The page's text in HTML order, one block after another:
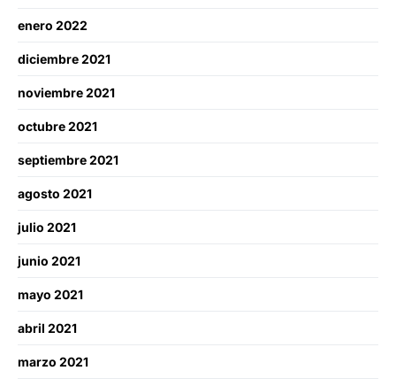
enero 2022
diciembre 2021
noviembre 2021
octubre 2021
septiembre 2021
agosto 2021
julio 2021
junio 2021
mayo 2021
abril 2021
marzo 2021